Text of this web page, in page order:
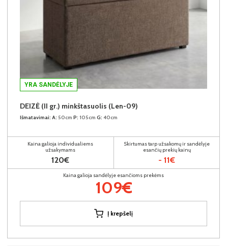
YRA SANDĖLYJE
DEIZĖ (II gr.) minkštasuolis (Len-09)
Išmatavimai: A: 50cm P: 105cm G: 40cm
Kaina galioja individualiems
užsakymams
120€
Skirtumas tarp užsakomų ir sandėlyje
esančių prekių kainų
- 11€
Kaina galioja sandėlyje esančioms prekėms
109€
Į krepšelį